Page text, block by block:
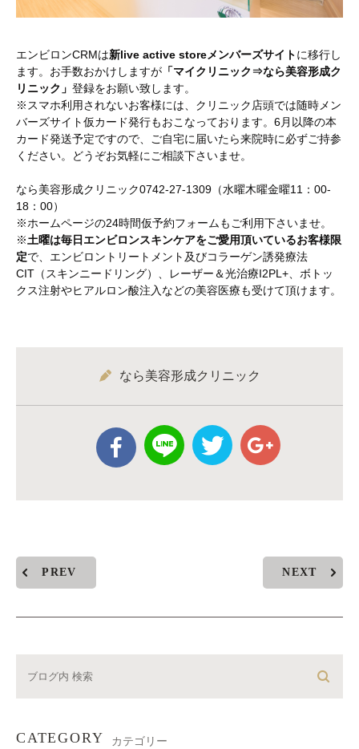
エンビロンCRMは新live active storeメンバーズサイトに移行し
ます。お手数おかけしますが 「マイクリニック⇒なら美容形成ク
リニック」 登録をお願い致します。
※スマホ利用されないお客様には、クリニック店頭では随時メン
バーズサイト仮カード発行もおこなっております。6月以降の本
カード発送予定ですので、ご自宅に届いたら来院時に必ずご持参
ください。どうぞお気軽にご相談下さいませ。
なら美容形成クリニック0742-27-1309（水曜木曜金曜11：00-
18：00）
※ホームページの24時間仮予約フォームもご利用下さいませ。
※土曜は毎日エンビロンスキンケアをご愛用頂いているお客様限
定で、エンビロントリートメント及びコラーゲン誘発療法
CIT（スキンニードリング）、レーザー＆光治療I2PL+、ボトッ
クス注射やヒアルロン酸注入などの美容医療も受けて頂けます。
なら美容形成クリニック
PREV NEXT
CATEGORY カテゴリー